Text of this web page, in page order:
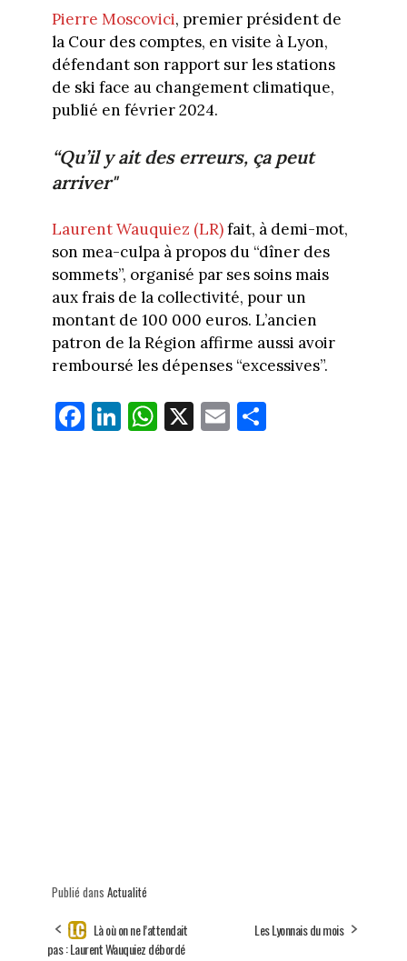
Pierre Moscovici, premier président de
la Cour des comptes, en visite à Lyon,
défendant son rapport sur les stations
de ski face au changement climatique,
publié en février 2024.
“Qu’il y ait des erreurs, ça peut
arriver"
Laurent Wauquiez (LR)fait, à demi-mot,
son mea-culpa à propos du “dîner des
sommets”, organisé par ses soins mais
aux frais de la collectivité, pour un
montant de 100 000 euros. L’ancien
patron de la Région affirme aussi avoir
remboursé les dépenses “excessives”.
Fa
ce
Li
nk
W
ha
X E
m
Pa
rt
Publié dans Actualité
Là où on ne l’attendait
pas : Laurent Wauquiez débordé
Les Lyonnais du mois